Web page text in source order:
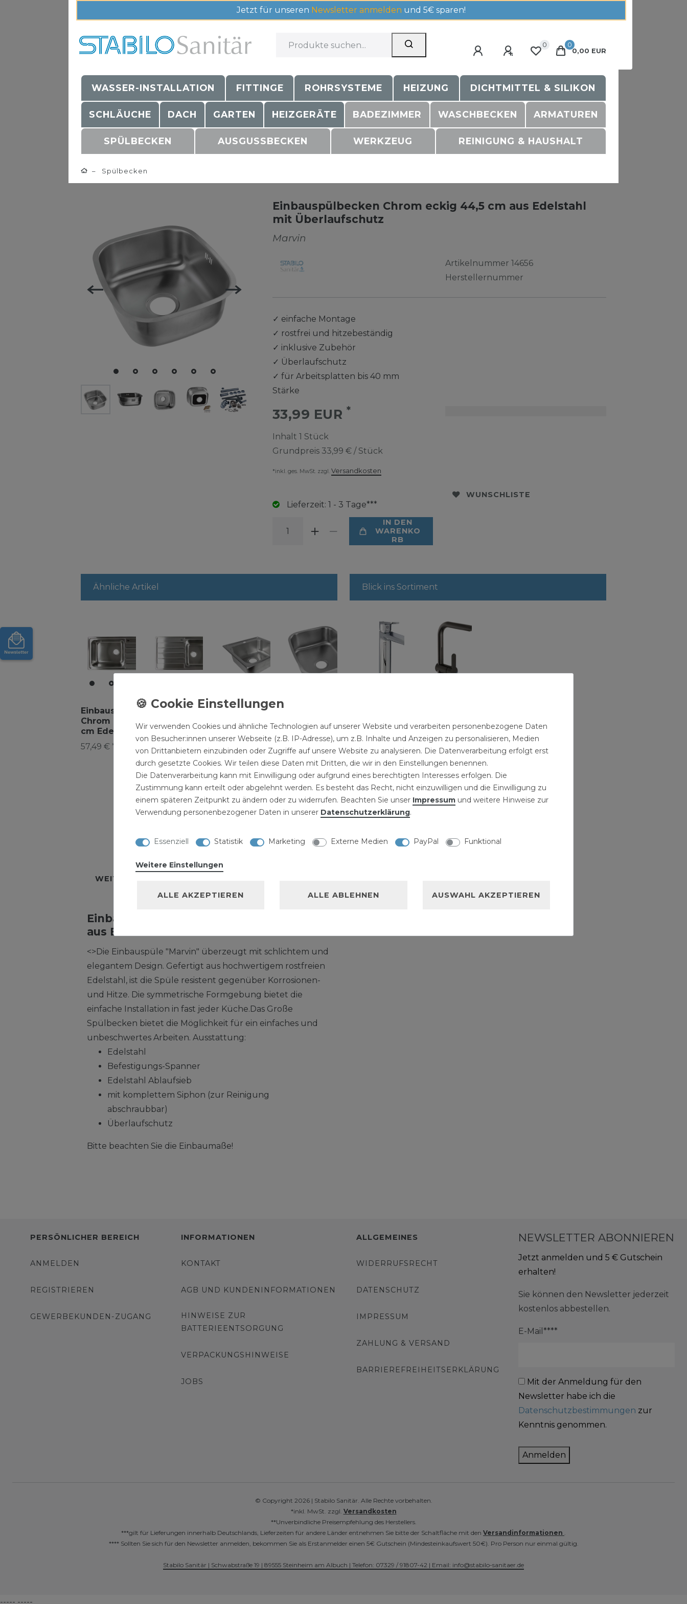
Jetzt für unseren Newsletter anmelden und 5€ sparen!
0
0
0,00 EUR
WASSER-INSTALLATION FITTINGE ROHRSYSTEME HEIZUNG DICHTMITTEL & SILIKON
SCHLÄUCHE DACH GARTEN HEIZGERÄTE BADEZIMMER WASCHBECKEN ARMATUREN
SPÜLBECKEN AUSGUSSBECKEN WERKZEUG REINIGUNG & HAUSHALT
Spülbecken
Einbauspülbecken Chrom eckig 44,5 cm aus Edelstahl
mit Überlaufschutz
Marvin
Artikelnummer14656
Herstellernummer
✓ einfache Montage
✓ rostfrei und hitzebeständig
✓ inklusive Zubehör
✓ Überlaufschutz
✓ für Arbeitsplatten bis 40 mm
Stärke
33,99 EUR *
Inhalt 1 Stück
Grundpreis 33,99 € / Stück
*inkl. ges. MwSt. zzgl. Versandkosten
Lieferzeit: 1 - 3 Tage***
IN DEN
WARENKO
RB
WUNSCHLISTE
Ähnliche Artikel
Einbauspülbecken
Chrom eckig 100
cm Edelstahl mit
Abtropffläche
rechts "Markus"
57,49 € *
Einbauspülbecken
Chrom eckig aus
Edelstahl mit
großem
Ablaufloch
"Jakub"
57,49 € *
Einbauspülbecken
Chrom eckig aus
Edelstahl mit
vorgebohrtem
Hahnloch "Robert"
37,29 € *
Einbauspülbecken
Chrom eckig 54
cm aus Edelstahl
mit
Überlaufschutz
"Tom"
29,90 € *
Blick ins Sortiment
Waschbeckenarmatur
Einhebelmischer
Hoch "Rosenstein"
mit Anschluss-Set
UVP
58,95 €
57,19 € *
Hochglanz
Spülbecken
Wasserhahn
Küchenarmatur
109,99 € *
WEITERE DETAILS
Einbauspülbecken Chrom eckig 44,5 cm
aus Edelstahl mit Überlaufschutz
<>Die Einbauspüle "Marvin" überzeugt mit schlichtem und
elegantem Design. Gefertigt aus hochwertigem rostfreien
Edelstahl, ist die Spüle resistent gegenüber Korrosionen-
und Hitze. Die symmetrische Formgebung bietet die
einfache Installation in fast jeder Küche.Das Große
Spülbecken bietet die Möglichkeit für ein einfaches und
unbeschwertes Arbeiten. Ausstattung:
Edelstahl
Befestigungs-Spanner
Edelstahl Ablaufsieb
mit komplettem Siphon (zur Reinigung
abschraubbar)
Überlaufschutz
Bitte beachten Sie die Einbaumaße!
PERSÖNLICHER BEREICH
ANMELDEN
REGISTRIEREN
GEWERBEKUNDEN-ZUGANG
INFORMATIONEN
KONTAKT
AGB UND KUNDENINFORMATIONEN
HINWEISE ZUR
BATTERIEENTSORGUNG
VERPACKUNGSHINWEISE
JOBS
ALLGEMEINES
WIDERRUFSRECHT
DATENSCHUTZ
IMPRESSUM
ZAHLUNG & VERSAND
BARRIEREFREIHEITSERKLÄRUNG
NEWSLETTER ABONNIEREN
Jetzt anmelden und 5 € Gutschein
erhalten!
Sie können den Newsletter jederzeit
kostenlos abbestellen.
E-Mail****
Mit der Anmeldung für den
Newsletter habe ich die
Datenschutzbestimmungen zur
Kenntnis genommen.
Anmelden
© Copyright 2026 | Stabilo Sanitär. Alle Rechte vorbehalten.
*inkl. MwSt. zzgl. Versandkosten
**Unverbindliche Preisempfehlung des Herstellers.
***gilt für Lieferungen innerhalb Deutschlands, Lieferzeiten für andere Länder entnehmen Sie bitte der Schaltfläche mit den Versandinformationen .
**** Sollten Sie sich für den Newsletter anmelden, bekommen Sie als Erstanmelder einen 5€ Gutschein (Mindesteinkaufswert 50€). Pro Person nur einmal gültig.
Stabilo Sanitär | Schwabstraße 19 | 89555 Steinheim am Albuch | Telefon: 07329 / 91807-42 | Email: info@stabilo-sanitaer.de
Wir verwenden Cookies und ähnliche Technologien auf unserer Website und verarbeiten personenbezogene Daten
von Besucher:innen unserer Webseite (z.B. IP-Adresse), um z.B. Inhalte und Anzeigen zu personalisieren, Medien
von Drittanbietern einzubinden oder Zugriffe auf unsere Website zu analysieren. Die Datenverarbeitung erfolgt erst
durch gesetzte Cookies. Wir teilen diese Daten mit Dritten, die wir in den Einstellungen benennen.
Die Datenverarbeitung kann mit Einwilligung oder aufgrund eines berechtigten Interesses erfolgen. Die
Zustimmung kann erteilt oder abgelehnt werden. Es besteht das Recht, nicht einzuwilligen und die Einwilligung zu
einem späteren Zeitpunkt zu ändern oder zu widerrufen. Beachten Sie unser Impressum und weitere Hinweise zur
Verwendung personenbezogener Daten in unserer Daten­schutz­erklärung.
Essenziell Statistik Marketing Externe Medien PayPal Funktional
Weitere Einstellungen
ALLE AKZEPTIEREN ALLE ABLEHNEN AUSWAHL AKZEPTIEREN
----- -----